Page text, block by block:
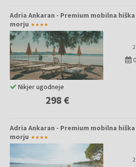
Adria Ankaran - Premium mobilna
morju
298 €
Nikjer ugodneje
Adria Ankaran - Premium mobilna
morju